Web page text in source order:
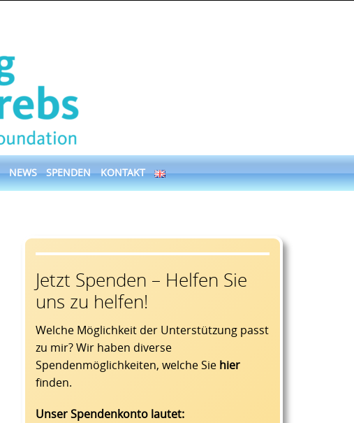
NEWS SPENDEN KONTAKT
Jetzt Spenden – Helfen Sie
uns zu helfen!
Welche Möglichkeit der Unterstützung passt
zu mir? Wir haben diverse
Spendenmöglichkeiten, welche Sie hier
finden.
Unser Spendenkonto lautet: